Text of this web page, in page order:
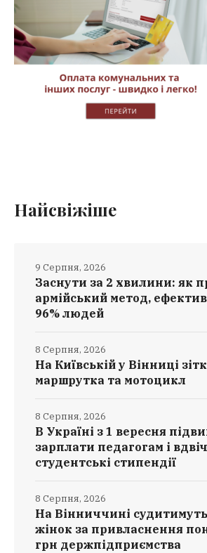
Найсвіжіше
Заснути за 2 хвилини: як
армійський метод,
96% людей
9 Серпня, 2026
На Київській у Вінниці
маршрутка та мотоцикл
8 Серпня, 2026
В Україні з 1 вересня
зарплати педагогам і
студентські стипендії
8 Серпня, 2026
На Вінниччині
жінок за привласнення
грн держпідприємства
8 Серпня, 2026